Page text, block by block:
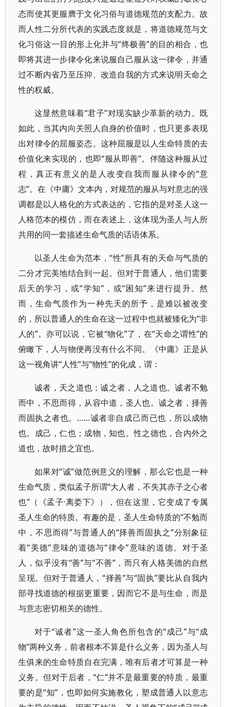
态而使其更服膺于文化习俗与道德规范的支配力。故
而人性二分所代表的实践态度就是，将道德规范与文
化习俗这一目的形上化并与“终极善”的目的相合，也
即将其进一步律令化来说服自己服从这一律令，并通
过不断内省乃至压抑、改造自我的方式来说明天命之
性的权威。
这显然意味着“君子”对现实缺少革新的动力。既
如此，当其内向关照人自身的价值时，也只更多表现
出对律令的屈服姿态。这种屈服是以人生命特质的去
价值化来实现的，也即“服从即善”。伴随这种服从过
程，真正有意义的是人改变自我而服从律令的“意
志”。在《中庸》文本内，对规范的服从与对意志的强
调都是以人格化的方式表达的，它指的是对圣人这一
人格范本的模仿，而在表述上，这体现为圣人与人所
共用的同一套描述生命气质的话语体系。
以圣人生命为范本，“性”所具有的天命与气质的
二分才完美地结合到一起。但对于普通人，他们需要
后天的学习，或“学知”，或“困知”来进行提升。然
而，生命气质作为一种先天的所予，是难以被改变
的，所以普通人的生命在这一过程中也就被矮化为“非
人的”。亦可以说，它被“物化”了，在“天命之谓性”的
俯瞰下，人与物便再没有什么不同。《中庸》正是从
这一视角讲“人性”与“物性”的化成，谓：
诚者，天之道也；诚之者，人之道也。诚者不勉
而中，不思而得，从容中道，圣人也。诚之者，择善
而固执之者也。……诚者非自成己而已也，所以成物
也。成己，仁也；成物，知也。性之德也，合内外之
道也，故时措之宜也。
如果对“诚”做范例意义的理解，那么它也是一种
生命气质，类似孟子所谓“大人者，不失其赤子之心者
也”（《孟子·离娄下》），但在这里，它变成了专属
圣人生命的特质。有趣的是，圣人生命特质的“不勉而
中，不思而得”与普通人的“择善而固执之”分别象征
着“美德”意味的道德与“律令”意味的道德。对于圣
人，似乎没有“善”与“不善”，而只有人格美德的自然
呈现。但对于普通人，“择善”与“固执”要比从自我内
部寻找道德的根据更重要，因而它不是与生命，而是
与意志密切相关的德性。
对于“诚者”这一圣人角色所包含的“成己”与“成
物”两种义务，前者根本不算是什么义务，因为圣人与
生俱来的生命特质自在完满，唯有后者才可算是一种
义务。但对于后者，“仁”并不是最重要的特质，最重
要的是“知”，也即如何实施教化，塑成普通人以意志